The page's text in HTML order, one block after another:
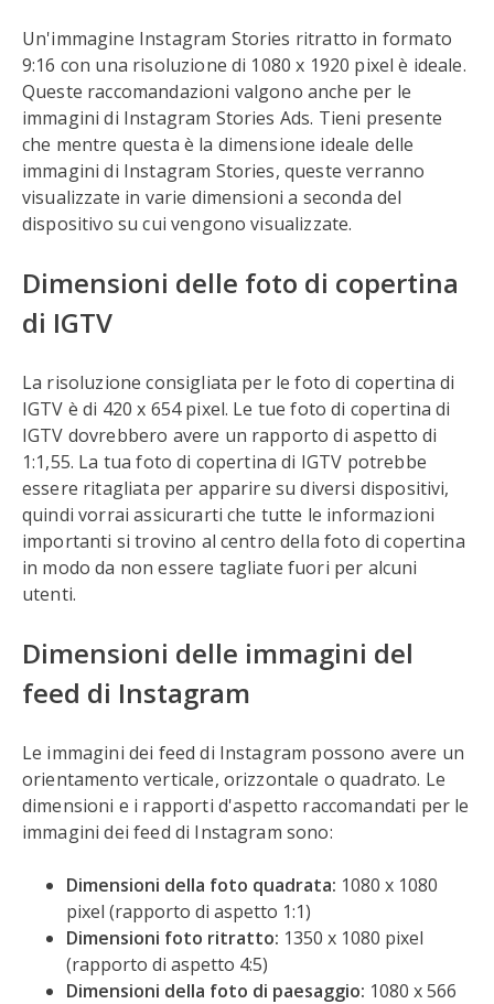
Un'immagine Instagram Stories ritratto in formato
9:16 con una risoluzione di 1080 x 1920 pixel è ideale.
Queste raccomandazioni valgono anche per le
immagini di Instagram Stories Ads. Tieni presente
che mentre questa è la dimensione ideale delle
immagini di Instagram Stories, queste verranno
visualizzate in varie dimensioni a seconda del
dispositivo su cui vengono visualizzate.
Dimensioni delle foto di copertina
di IGTV
La risoluzione consigliata per le foto di copertina di
IGTV è di 420 x 654 pixel. Le tue foto di copertina di
IGTV dovrebbero avere un rapporto di aspetto di
1:1,55. La tua foto di copertina di IGTV potrebbe
essere ritagliata per apparire su diversi dispositivi,
quindi vorrai assicurarti che tutte le informazioni
importanti si trovino al centro della foto di copertina
in modo da non essere tagliate fuori per alcuni
utenti.
Dimensioni delle immagini del
feed di Instagram
Le immagini dei feed di Instagram possono avere un
orientamento verticale, orizzontale o quadrato. Le
dimensioni e i rapporti d'aspetto raccomandati per le
immagini dei feed di Instagram sono:
Dimensioni della foto quadrata: 1080 x 1080
pixel (rapporto di aspetto 1:1)
Dimensioni foto ritratto: 1350 x 1080 pixel
(rapporto di aspetto 4:5)
Dimensioni della foto di paesaggio: 1080 x 566